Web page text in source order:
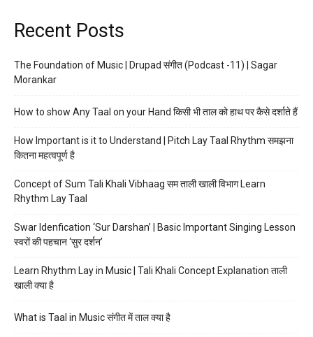
Recent Posts
The Foundation of Music | Drupad संगीत (Podcast -11) | Sagar
Morankar
How to show Any Taal on your Hand किसी भी ताल को हाथ पर कैसे दर्शाते हैं
How Important is it to Understand | Pitch Lay Taal Rhythm समझना
कितना महत्वपूर्ण है
Concept of Sum Tali Khali Vibhaag सम ताली खाली विभाग Learn
Rhythm Lay Taal
Swar Idenfication ‘Sur Darshan’ | Basic Important Singing Lesson
स्वरों की पहचान ‘सुर दर्शन’
Learn Rhythm Lay in Music | Tali Khali Concept Explanation ताली
खाली क्या है
What is Taal in Music संगीत में ताल क्या है